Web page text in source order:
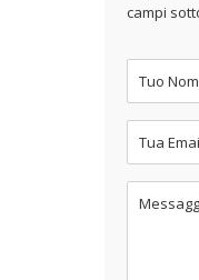
campi